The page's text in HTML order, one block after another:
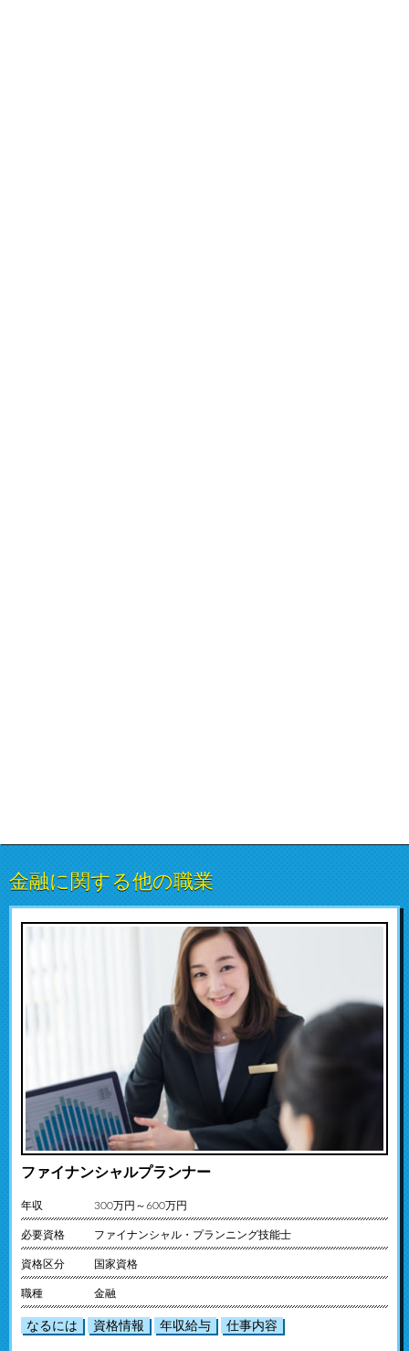
金融に関する他の職業
ファイナンシャルプランナー
年収 300万円～600万円
必要資格 ファイナンシャル・プランニング技能士
資格区分 国家資格
職種 金融
なるには 資格情報 年収給与 仕事内容